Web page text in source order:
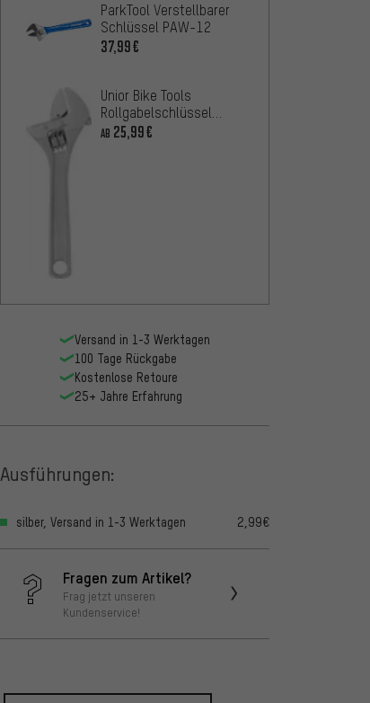
ParkTool Verstellbarer
Schlüssel PAW-12
37,99€
Unior Bike Tools
Rollgabelschlüssel
250/1
AB 25,99€
Versand in 1-3 Werktagen
100 Tage Rückgabe
Kostenlose Retoure
25+ Jahre Erfahrung
Ausführungen:
silber, Versand in 1-3 Werktagen 2,99€
Fragen zum Artikel?
Frag jetzt unseren
Kundenservice!